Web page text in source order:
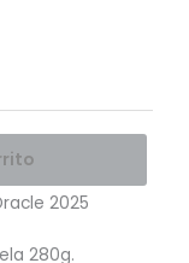
2025
280g.